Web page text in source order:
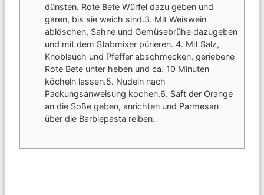
dünsten. Rote Bete Würfel dazu geben und
garen, bis sie weich sind.3. Mit Weiswein
ablöschen, Sahne und Gemüsebrühe dazugeben
und mit dem Stabmixer pürieren. 4. Mit Salz,
Knoblauch und Pfeffer abschmecken, geriebene
Rote Bete unter heben und ca. 10 Minuten
köcheln lassen.5. Nudeln nach
Packungsanweisung kochen.6. Saft der Orange
an die Soße geben, anrichten und Parmesan
über die Barbiepasta reiben.